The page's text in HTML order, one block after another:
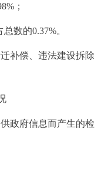
；
数的0.37%。
补偿、违法建设拆除
政府信息而产生的检